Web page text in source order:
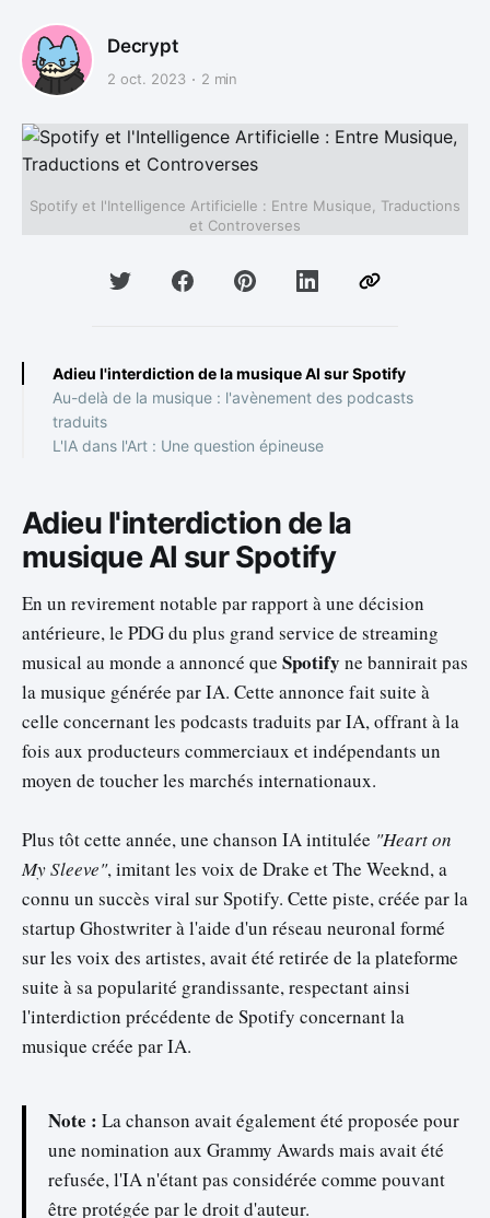
Decrypt
2 oct. 2023 2 min
Spotify et l'Intelligence Artificielle : Entre Musique, Traductions
et Controverses
Adieu l'interdiction de la musique AI sur Spotify
Au-delà de la musique : l'avènement des podcasts
traduits
L'IA dans l'Art : Une question épineuse
Adieu l'interdiction de la
musique AI sur Spotify
En un revirement notable par rapport à une décision
antérieure, le PDG du plus grand service de streaming
musical au monde a annoncé que Spotify ne bannirait pas
la musique générée par IA. Cette annonce fait suite à
celle concernant les podcasts traduits par IA, offrant à la
fois aux producteurs commerciaux et indépendants un
moyen de toucher les marchés internationaux.
Plus tôt cette année, une chanson IA intitulée "Heart on
My Sleeve", imitant les voix de Drake et The Weeknd, a
connu un succès viral sur Spotify. Cette piste, créée par la
startup Ghostwriter à l'aide d'un réseau neuronal formé
sur les voix des artistes, avait été retirée de la plateforme
suite à sa popularité grandissante, respectant ainsi
l'interdiction précédente de Spotify concernant la
musique créée par IA.
Note : La chanson avait également été proposée pour
une nomination aux Grammy Awards mais avait été
refusée, l'IA n'étant pas considérée comme pouvant
être protégée par le droit d'auteur.